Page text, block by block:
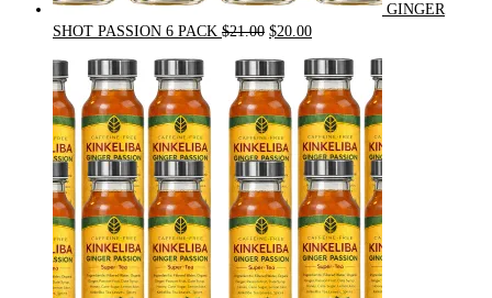
GINGER
SHOT PASSION 6 PACK $21.00 Original
was:
$21.00.
$20.00Current
is:
$20.00.